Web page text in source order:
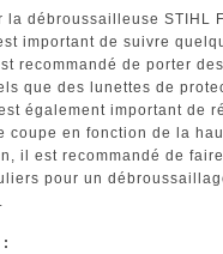
la débroussailleuse STIHL
important de suivre
recommandé de porter
que des lunettes de
également important de
coupe en fonction de la
il est recommandé de
pour un
: